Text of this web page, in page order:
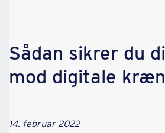
Sådan sikrer du
mod digitale
14. februar 2022